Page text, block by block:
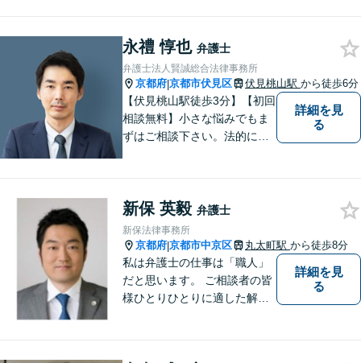
ます。
永禮 惇也 弁護士
弁護士法人賢誠総合法律事務所
京都府|京都市伏見区 伏見桃山駅 から徒歩6分
【伏見桃山駅徒歩3分】【初回
相談無料】小さな悩みでもま
ずはご相談下さい。法的に無
／相続／企業法務など幅広く
対応可能。【休日・夜間対応
可】
詳細を見
る
新保 英毅 弁護士
新保法律事務所
京都府|京都市中京区 丸太町駅 から徒歩8分
私は弁護士の仕事は「職人」
だと思います。 ご相談者の皆
様ひとりひとりに適した解決
詳細を見
る